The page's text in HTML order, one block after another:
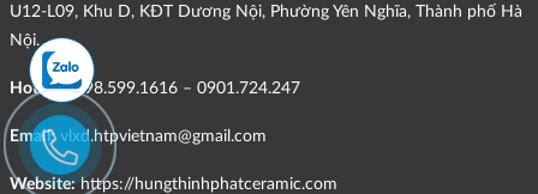
U12-L09, Khu D, KĐT Dương Nội, Phường Yên Nghĩa, Thành phố Hà
Nội.
Hotline:098.599.1616 – 0901.724.247
Email: vlxd.htpvietnam@gmail.com
Website: https://hungthinhphatceramic.com